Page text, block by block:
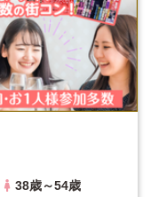
38歳～54歳